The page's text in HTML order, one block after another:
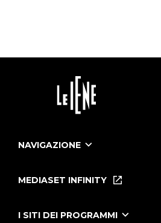
NAVIGAZIONE
Le Iene Presentano Inside
Tutti i servizi
MEDIASET INFINITY
I SITI DEI PROGRAMMI